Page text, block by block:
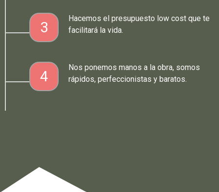
3
Hacemos el presupuesto low cost que te
facilitará la vida.
4
Nos ponemos manos a la obra, somos
rápidos, perfeccionistas y baratos.